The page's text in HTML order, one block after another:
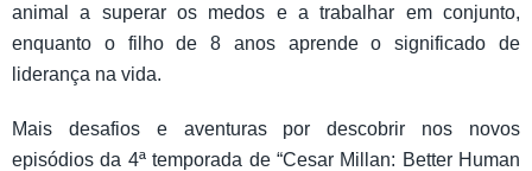
animal a superar os medos e a trabalhar em conjunto,
enquanto o filho de 8 anos aprende o significado de
liderança na vida.
Mais desafios e aventuras por descobrir nos novos
episódios da 4ª temporada de “Cesar Millan: Better Human